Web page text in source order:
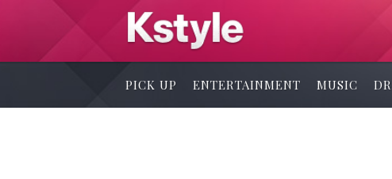
PICK UP ENTERTAINMENT MUSIC